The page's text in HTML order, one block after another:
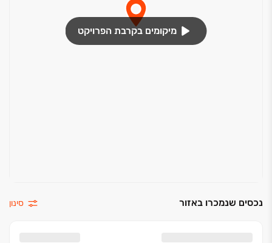
מיקומים בקרבת הפרויקט
נכסים שנמכרו באזור סינון